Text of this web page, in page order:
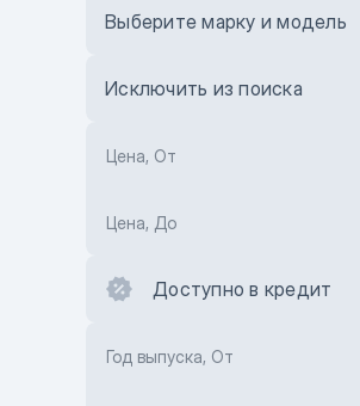
Выберите марку и модель
Исключить из поиска
Цена, От
Цена, До
Доступно в кредит
Год выпуска, От